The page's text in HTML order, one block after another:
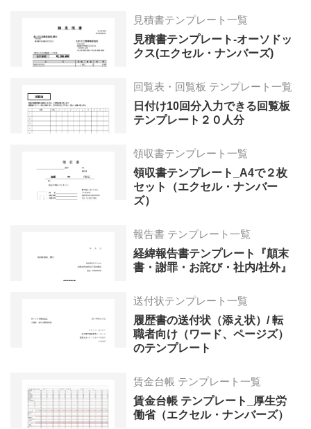
見積書テンプレート一覧
見積書テンプレート-オーソドッ
クス(エクセル・ナンバーズ)
回覧表・回覧板 テンプレート一覧
日付け10回分入力できる回覧板
テンプレート２０人分
領収書テンプレート一覧
領収書テンプレート_A4で２枚
セット（エクセル・ナンバー
ズ）
報告書 テンプレート一覧
経緯報告書テンプレート『顛末
書・謝罪・お詫び・社内/社外』
送付状テンプレート一覧
履歴書の送付状（添え状）/ 転
職者向け（ワード、ページズ）
のテンプレート
賃金台帳 テンプレート一覧
賃金台帳 テンプレート_厚生労
働省（エクセル・ナンバーズ）